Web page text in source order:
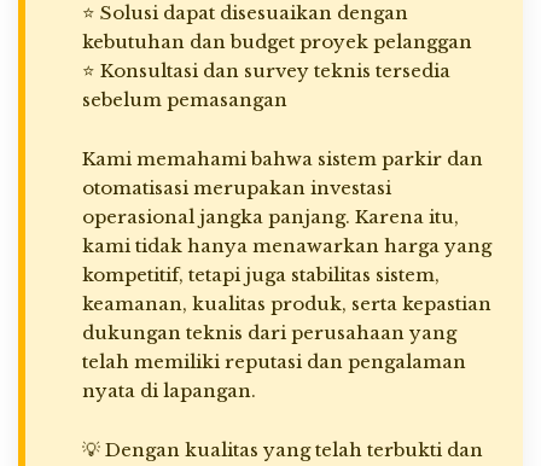
⭐ Solusi dapat disesuaikan dengan
kebutuhan dan budget proyek pelanggan
⭐ Konsultasi dan survey teknis tersedia
sebelum pemasangan
Kami memahami bahwa sistem parkir dan
otomatisasi merupakan investasi
operasional jangka panjang. Karena itu,
kami tidak hanya menawarkan harga yang
kompetitif, tetapi juga stabilitas sistem,
keamanan, kualitas produk, serta kepastian
dukungan teknis dari perusahaan yang
telah memiliki reputasi dan pengalaman
nyata di lapangan.
💡 Dengan kualitas yang telah terbukti dan